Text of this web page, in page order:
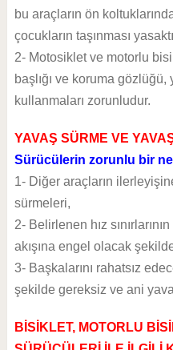
bu araçların ön
çocukların taşınması
2- Motosiklet ve motorlu
başlığı ve koruma gözlüğü,
kullanmaları zorunludur.
YAVAŞ SÜRME VE
Sürücülerin zorunlu bir
1- Diğer araçların
sürmeleri,
2- Belirlenen hız
akışına engel olacak
3- Başkalarını rahatsız
şekilde gereksiz ve ani
BİSİKLET, MOTORLU